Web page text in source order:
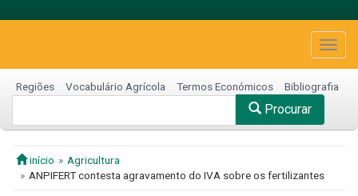
Regiões Vocabulário Agrícola Termos Económicos Bibliografia
Procurar
início
Agricultura
ANPIFERT contesta agravamento do IVA sobre os fertilizantes